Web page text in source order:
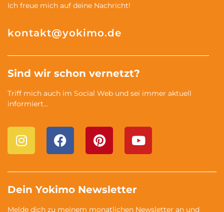
Ich freue mich auf deine Nachricht!
kontakt@yokimo.de
Sind wir schon vernetzt?
Triff mich auch im Social Web und sei immer aktuell
informiert…
Dein Yokimo Newsletter
Melde dich zu meinem monatlichen Newsletter an und